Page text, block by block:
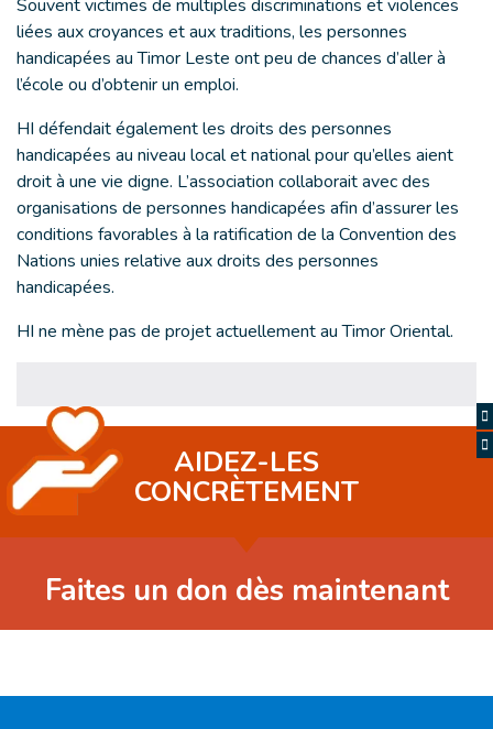
Souvent victimes de multiples discriminations et violences
liées aux croyances et aux traditions, les personnes
handicapées au Timor Leste ont peu de chances d’aller à
l’école ou d’obtenir un emploi.
HI défendait également les droits des personnes
handicapées au niveau local et national pour qu’elles aient
droit à une vie digne. L’association collaborait avec des
organisations de personnes handicapées afin d’assurer les
conditions favorables à la ratification de la Convention des
Nations unies relative aux droits des personnes
handicapées.
HI ne mène pas de projet actuellement au Timor Oriental.
AIDEZ-LES
CONCRÈTEMENT
Faites un don dès maintenant